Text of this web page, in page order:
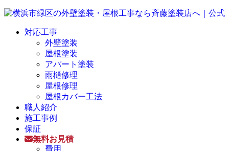
対応工事
外壁塗装
屋根塗装
アパート塗装
雨樋修理
屋根修理
屋根カバー工法
職人紹介
施工事例
保証
無料お見積
費用